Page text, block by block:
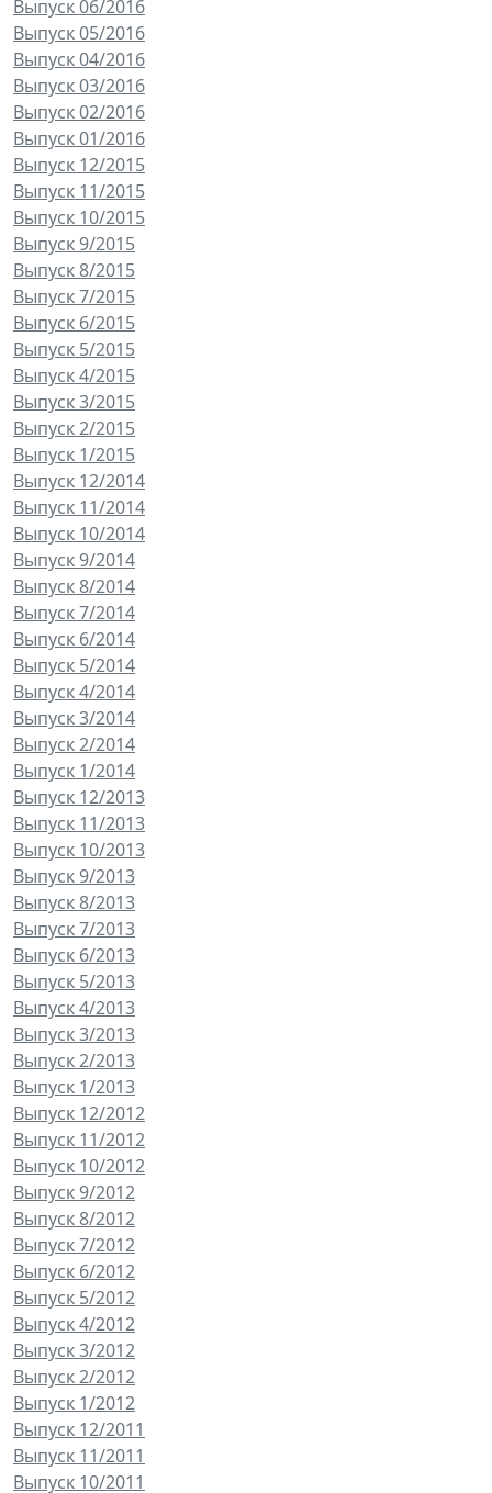
Выпуск 06/2016
Выпуск 05/2016
Выпуск 04/2016
Выпуск 03/2016
Выпуск 02/2016
Выпуск 01/2016
Выпуск 12/2015
Выпуск 11/2015
Выпуск 10/2015
Выпуск 9/2015
Выпуск 8/2015
Выпуск 7/2015
Выпуск 6/2015
Выпуск 5/2015
Выпуск 4/2015
Выпуск 3/2015
Выпуск 2/2015
Выпуск 1/2015
Выпуск 12/2014
Выпуск 11/2014
Выпуск 10/2014
Выпуск 9/2014
Выпуск 8/2014
Выпуск 7/2014
Выпуск 6/2014
Выпуск 5/2014
Выпуск 4/2014
Выпуск 3/2014
Выпуск 2/2014
Выпуск 1/2014
Выпуск 12/2013
Выпуск 11/2013
Выпуск 10/2013
Выпуск 9/2013
Выпуск 8/2013
Выпуск 7/2013
Выпуск 6/2013
Выпуск 5/2013
Выпуск 4/2013
Выпуск 3/2013
Выпуск 2/2013
Выпуск 1/2013
Выпуск 12/2012
Выпуск 11/2012
Выпуск 10/2012
Выпуск 9/2012
Выпуск 8/2012
Выпуск 7/2012
Выпуск 6/2012
Выпуск 5/2012
Выпуск 4/2012
Выпуск 3/2012
Выпуск 2/2012
Выпуск 1/2012
Выпуск 12/2011
Выпуск 11/2011
Выпуск 10/2011